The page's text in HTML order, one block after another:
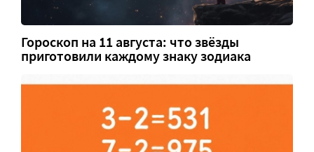
Гороскоп на 11 августа: что звёзды
приготовили каждому знаку зодиака